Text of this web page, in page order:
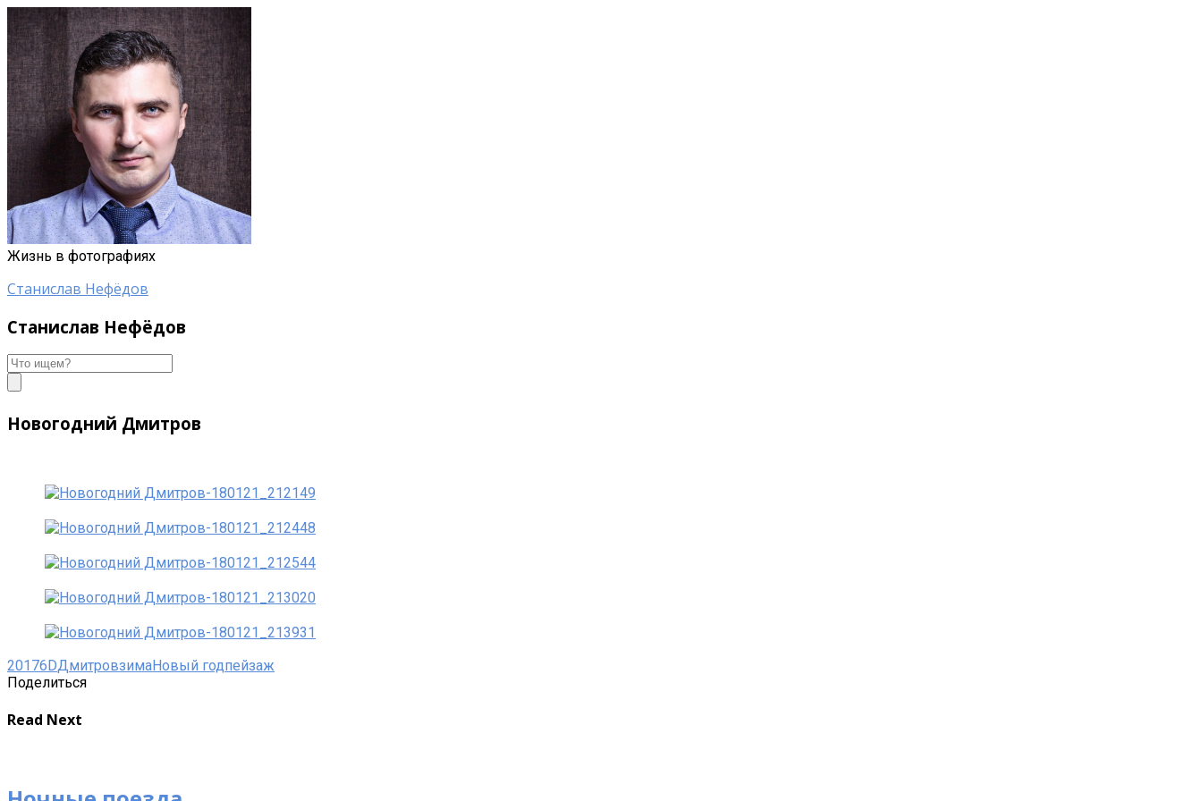
Жизнь в фотографиях
Станислав Нефёдов
Станислав Нефёдов
Новогодний Дмитров
20176DДмитровзимаНовый годпейзаж
Поделиться
Read Next